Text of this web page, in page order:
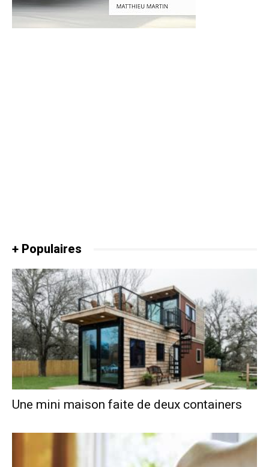
+ Populaires
Une mini maison faite de deux containers